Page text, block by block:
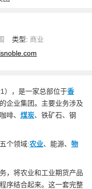
类型: 商业
），是一家总部位于香
企业集团。主要业务涉及
啡、 煤炭、铁矿石、钢
个领域:农业、能源、 物
，将农业和工业期货产品
序结合起来。这一套完整